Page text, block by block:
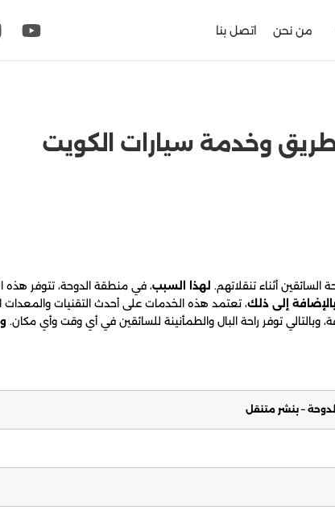
من نحن اتصل بنا
أثناء تنقلاتهم. لهذا السبب، في منطقة الدوحة، تتوفر هذه
بالإضافة إلى ذلك، تعتمد هذه الخدمات على أحدث التقنيات
وبالتالي توفر راحة البال والطمأنينة للسائقين في أي وقت وأي مكان.
– بنشر متنقل